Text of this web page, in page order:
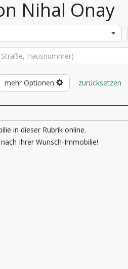
Nihal Onay
mehr Optionen zurücksetzen
in dieser Rubrik online.
Ihrer Wunsch-Immobilie!